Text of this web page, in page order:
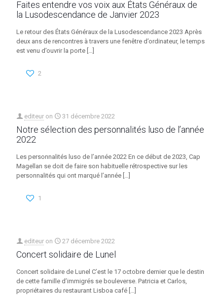
Faites entendre vos voix aux États Généraux de
la Lusodescendance de Janvier 2023
Le retour des États Généraux de la Lusodescendance 2023 Après
deux ans de rencontres à travers une fenêtre d’ordinateur, le temps
est venu d’ouvrir la porte […]
2
editeur on 31 décembre 2022
Notre sélection des personnalités luso de l’année
2022
Les personnalités luso de l’année 2022 En ce début de 2023, Cap
Magellan se doit de faire son habituelle rétrospective sur les
personnalités qui ont marqué l’année […]
1
editeur on 27 décembre 2022
Concert solidaire de Lunel
Concert solidaire de Lunel C’est le 17 octobre dernier que le destin
de cette famille d’immigrés se bouleverse. Patricia et Carlos,
propriétaires du restaurant Lisboa café […]